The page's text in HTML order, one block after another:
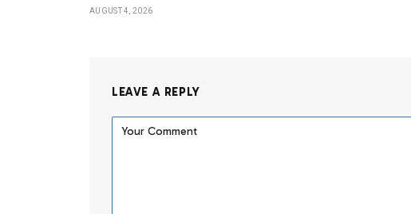
AUGUST 4, 2026
LEAVE A REPLY